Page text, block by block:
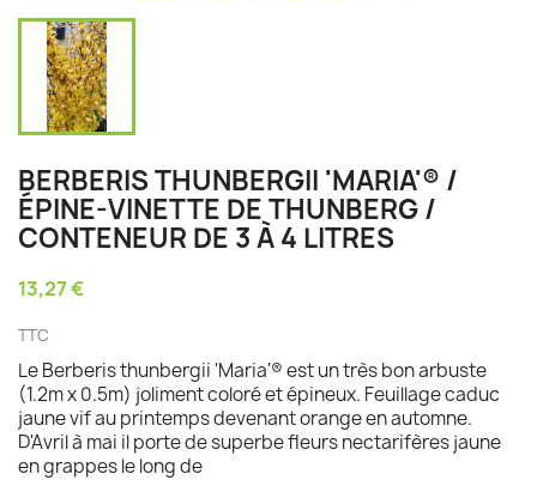
BERBERIS THUNBERGII 'MARIA'® /
ÉPINE-VINETTE DE THUNBERG /
CONTENEUR DE 3 À 4 LITRES
13,27 €
TTC
Le Berberis thunbergii 'Maria'® est un très bon arbuste
(1.2m x 0.5m) joliment coloré et épineux. Feuillage caduc
jaune vif au printemps devenant orange en automne.
D'Avril à mai il porte de superbe fleurs nectarifères jaune
en grappes le long de